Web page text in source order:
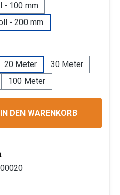
- 100 mm
- 200 mm
20 Meter
30 Meter
100 Meter
den gewünschten
IN DEN WARENKORB